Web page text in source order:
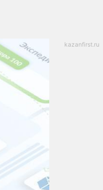
kazanfirst.ru